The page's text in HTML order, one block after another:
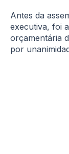
Antes da
executiva, foi
orçamentária
por